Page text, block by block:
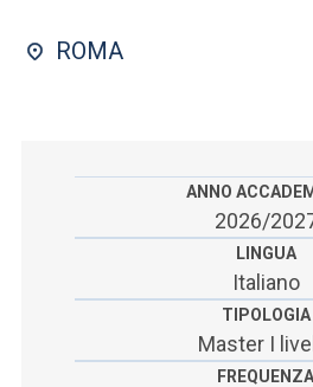
SEI UN DOCENTE O UN MEMBRO DELLO STAFF
ROMA
ANNO
2026/
LINGUA
Italiano
TIPOLOGIA
Master I
FREQUENZA